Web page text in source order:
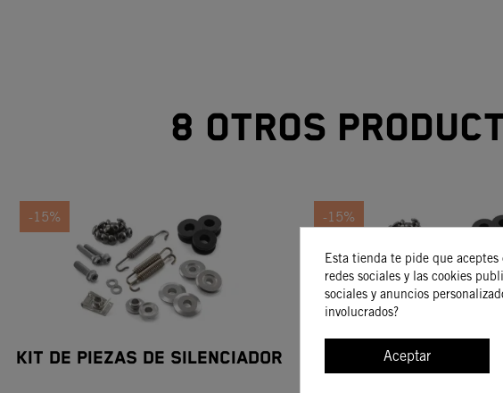
8 otros
-15%
KIT DE PIEZAS DE SILENCIADOR
-15%
KIT DE PIEZAS DE
KTM 125/250/300
Esta tienda te pide que
redes sociales y las cookies
sociales y anuncios
involucrados?
Aceptar